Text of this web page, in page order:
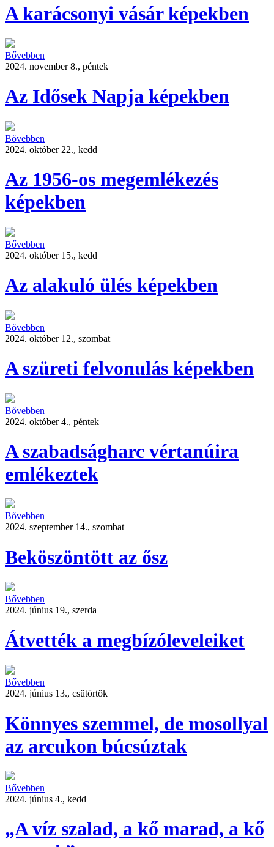
A karácsonyi vásár képekben
Bővebben
2024. november 8., péntek
Az Idősek Napja képekben
Bővebben
2024. október 22., kedd
Az 1956-os megemlékezés
képekben
Bővebben
2024. október 15., kedd
Az alakuló ülés képekben
Bővebben
2024. október 12., szombat
A szüreti felvonulás képekben
Bővebben
2024. október 4., péntek
A szabadságharc vértanúira
emlékeztek
Bővebben
2024. szeptember 14., szombat
Beköszöntött az ősz
Bővebben
2024. június 19., szerda
Átvették a megbízóleveleiket
Bővebben
2024. június 13., csütörtök
Könnyes szemmel, de mosollyal
az arcukon búcsúztak
Bővebben
2024. június 4., kedd
„A víz szalad, a kő marad, a kő